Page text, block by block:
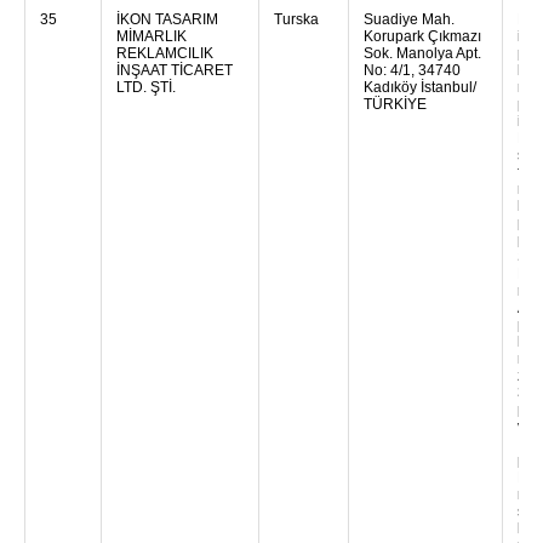
35
İKON TASARIM
MİMARLIK
REKLAMCILIK
İNŞAAT TİCARET
LTD. ŞTİ.
Turska
Suadiye Mah.
Korupark Çıkmazı
Sok. Manolya Apt.
No: 4/1, 34740
Kadıköy İstanbul/
TÜRKİYE
na
Šta
za
3D